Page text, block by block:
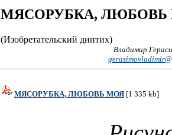
МЯСОРУБКА, ЛЮБОВЬ
(Изобретательский диптих)
Владимир
МЯСОРУБКА, ЛЮБОВЬ МОЯ [1 335 kb]